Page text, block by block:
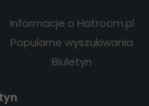
Informacje o Hatroom.pl
Popularne wyszukiwania
Biuletyn